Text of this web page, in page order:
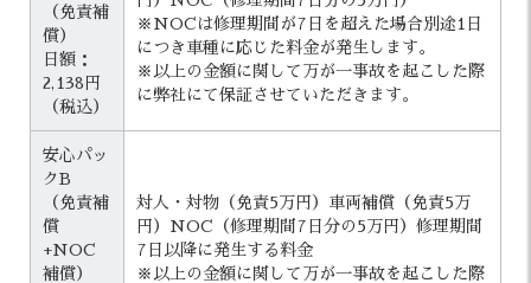
（免責補
償）
日額：
2,138円
（税込）
※NOCは修理期間が7日を超えた場合別途1日
につき車種に応じた料金が発生します。
※以上の金額に関して万が一事故を起こした際
に弊社にて保証させていただきます。
安心パッ
クB
（免責補
償
+NOC
補償）
対人・対物（免責5万円）車両補償（免責5万
円）NOC（修理期間7日分の5万円）修理期間
7日以降に発生する料金
※以上の金額に関して万が一事故を起こした際